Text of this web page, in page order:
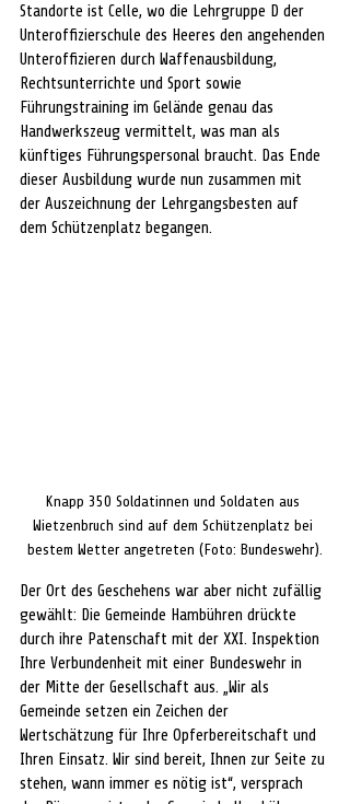
Standorte ist Celle, wo die Lehrgruppe D der
Unteroffizierschule des Heeres den angehenden
Unteroffizieren durch Waffenausbildung,
Rechtsunterrichte und Sport sowie
Führungstraining im Gelände genau das
Handwerkszeug vermittelt, was man als
künftiges Führungspersonal braucht. Das Ende
dieser Ausbildung wurde nun zusammen mit
der Auszeichnung der Lehrgangsbesten auf
dem Schützenplatz begangen.
Knapp 350 Soldatinnen und Soldaten aus
Wietzenbruch sind auf dem Schützenplatz bei
bestem Wetter angetreten (Foto: Bundeswehr).
Der Ort des Geschehens war aber nicht zufällig
gewählt: Die Gemeinde Hambühren drückte
durch ihre Patenschaft mit der XXI. Inspektion
Ihre Verbundenheit mit einer Bundeswehr in
der Mitte der Gesellschaft aus. „Wir als
Gemeinde setzen ein Zeichen der
Wertschätzung für Ihre Opferbereitschaft und
Ihren Einsatz. Wir sind bereit, Ihnen zur Seite zu
stehen, wann immer es nötig ist“, versprach